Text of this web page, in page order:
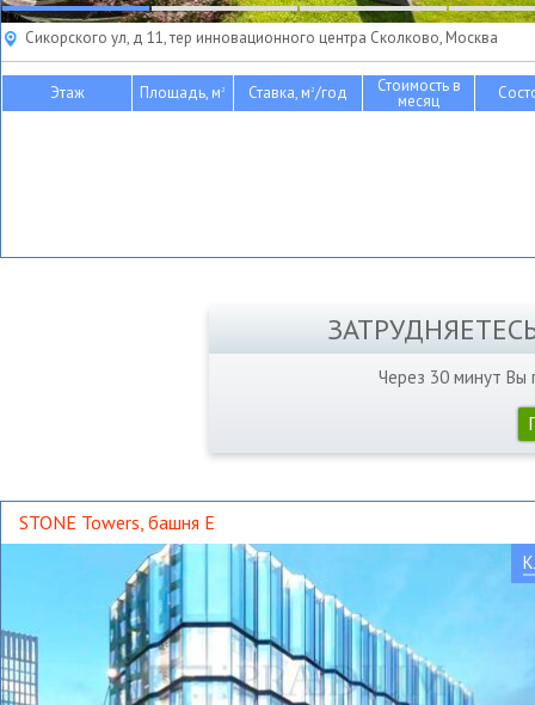
Сикорского ул, д 11, тер инновационного центра Сколково, Москва
Этаж Площадь, м2 Ставка, м2/год Стоимость в
месяц
Через 30 минут Вы
STONE Towers, башня Е